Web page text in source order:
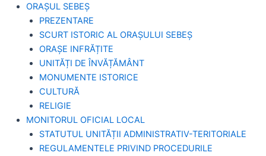
ORAȘUL SEBEȘ
PREZENTARE
SCURT ISTORIC AL ORAȘULUI SEBEȘ
ORAȘE INFRĂȚITE
UNITĂȚI DE ÎNVĂȚĂMÂNT
MONUMENTE ISTORICE
CULTURĂ
RELIGIE
MONITORUL OFICIAL LOCAL
STATUTUL UNITĂȚII ADMINISTRATIV-TERITORIALE
REGULAMENTELE PRIVIND PROCEDURILE